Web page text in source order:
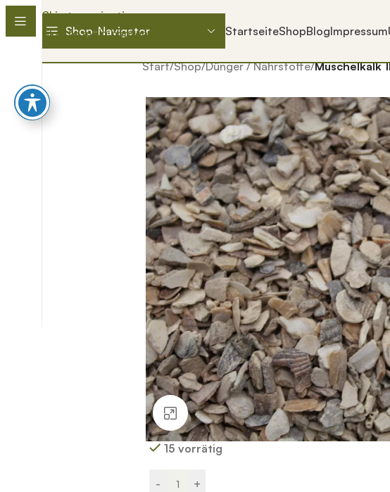
Skip to navigation
Skip to main content
Shop-Navigator StartseiteShopBlogImpressum
Start/Shop/Dünger / Nährstoffe/Muschelkalk
Klick zum Vergrößern
15 vorrätig
- +
Alternative: